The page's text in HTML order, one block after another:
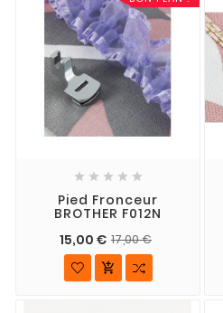
    
Pied Fronceur
BROTHER F012N
15,00 € 17,00 €
